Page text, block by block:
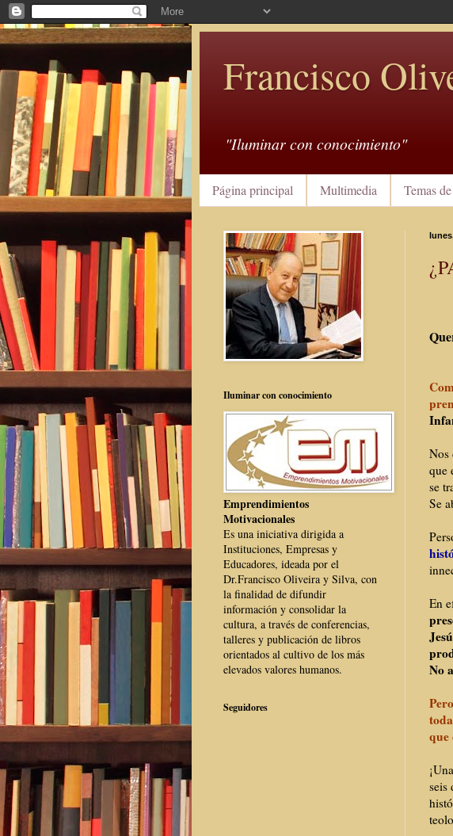
Francisco
"Iluminar con conocimiento"
Página principal Multimedia Temas
Nos
que
se
Se
En
No
que
seis
Iluminar con conocimiento
Emprendimientos
Motivacionales
Es una iniciativa dirigida a
Instituciones, Empresas y
Educadores, ideada por el
Dr.Francisco Oliveira y Silva, con
la finalidad de difundir
información y consolidar la
cultura, a través de conferencias,
talleres y publicación de libros
orientados al cultivo de los más
elevados valores humanos.
Seguidores